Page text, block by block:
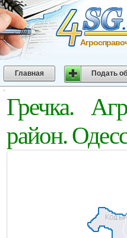
Главная Подать
Гречка.
район.